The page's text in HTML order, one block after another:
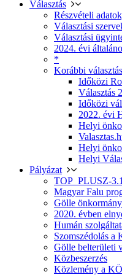
Választás
Részvételi
Választási
Választási
2024. évi
*
Korábbi
Időközi
Választás
Időközi
2022. évi
Helyi
Helyi
Helyi
Pályázat
TOP_PLUSZ-
Magyar Falu
Gölle
2020. évben
Humán
Szomszédolás a
Gölle belterületi
Közbeszerzés
Közlemény a